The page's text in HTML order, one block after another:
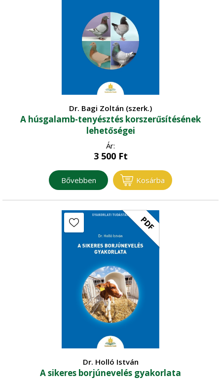
Vadgazdálkodás - Vadászat
Dr. Bagi Zoltán (szerk.)
A húsgalamb-tenyésztés korszerűsítésének
lehetőségei
Ár:
3 500Ft
Bővebben Kosárba
PDF
Dr. Holló István
A sikeres borjúnevelés gyakorlata